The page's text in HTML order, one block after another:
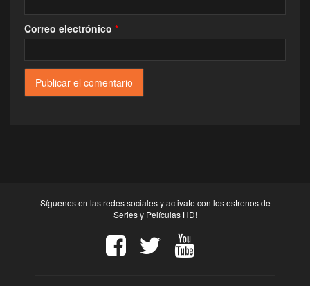
Correo electrónico *
Síguenos en las redes sociales y activate con los estrenos de
Series y Películas HD!